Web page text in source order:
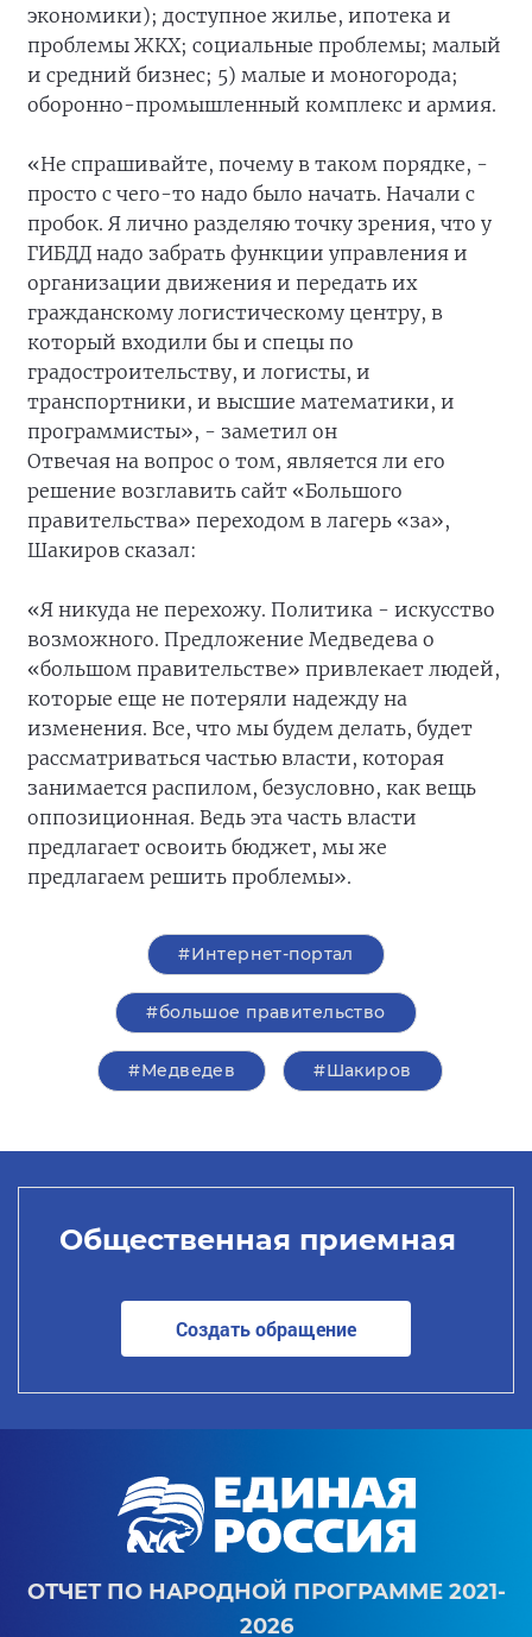
экономики); доступное жилье, ипотека и
проблемы ЖКХ; социальные проблемы; малый
и средний бизнес; 5) малые и моногорода;
оборонно-промышленный комплекс и армия.
«Не спрашивайте, почему в таком порядке, -
просто с чего-то надо было начать. Начали с
пробок. Я лично разделяю точку зрения, что у
ГИБДД надо забрать функции управления и
организации движения и передать их
гражданскому логистическому центру, в
который входили бы и спецы по
градостроительству, и логисты, и
транспортники, и высшие математики, и
программисты», - заметил он
Отвечая на вопрос о том, является ли его
решение возглавить сайт «Большого
правительства» переходом в лагерь «за»,
Шакиров сказал:
«Я никуда не перехожу. Политика - искусство
возможного. Предложение Медведева о
«большом правительстве» привлекает людей,
которые еще не потеряли надежду на
изменения. Все, что мы будем делать, будет
рассматриваться частью власти, которая
занимается распилом, безусловно, как вещь
оппозиционная. Ведь эта часть власти
предлагает освоить бюджет, мы же
предлагаем решить проблемы».
#Интернет-портал
#большое правительство
#Медведев #Шакиров
Общественная приемная
Создать обращение
ОТЧЕТ ПО НАРОДНОЙ ПРОГРАММЕ 2021-
2026